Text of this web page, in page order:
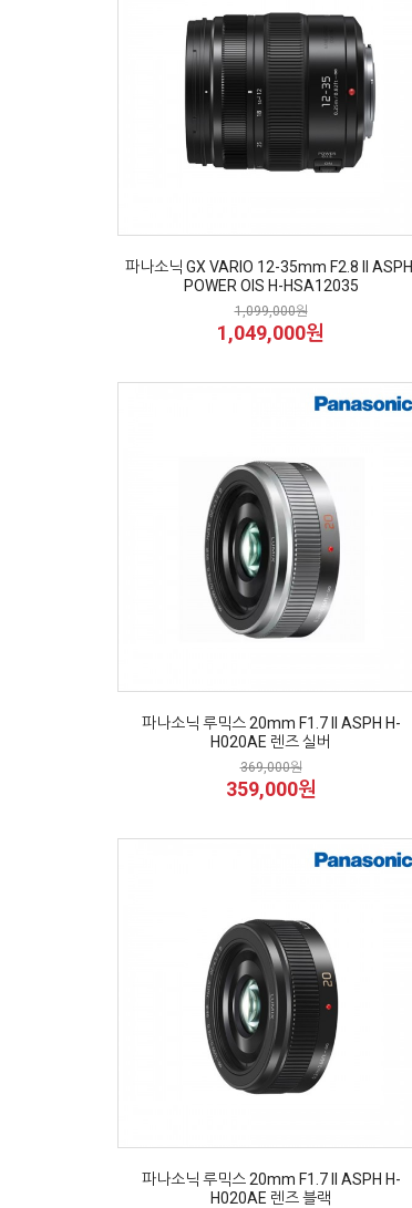
파나소닉 GX VARIO 12-35mm F2.8 II ASPH.
POWER OIS H-HSA12035
1,099,000원
1,049,000원
파나소닉 루믹스 20mm F1.7 II ASPH H-
H020AE 렌즈 실버
369,000원
359,000원
파나소닉 루믹스 20mm F1.7 II ASPH H-
H020AE 렌즈 블랙